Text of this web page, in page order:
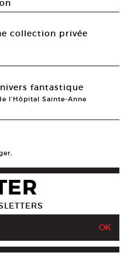
collection privée
fantastique
l’Hôpital Sainte-Anne